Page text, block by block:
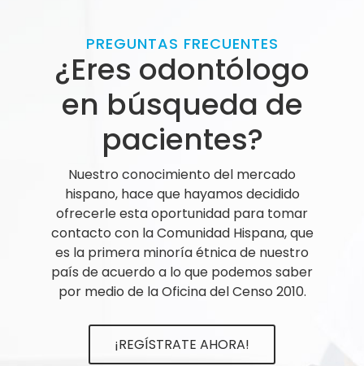
PREGUNTAS FRECUENTES
¿Eres odontólogo
en búsqueda de
pacientes?
Nuestro conocimiento del mercado
hispano, hace que hayamos decidido
ofrecerle esta oportunidad para tomar
contacto con la Comunidad Hispana, que
es la primera minoría étnica de nuestro
país de acuerdo a lo que podemos saber
por medio de la Oficina del Censo 2010.
¡REGÍSTRATE AHORA!